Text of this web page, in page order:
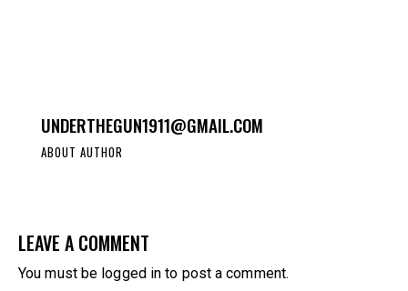
UNDERTHEGUN1911@GMAIL.COM
ABOUT AUTHOR
LEAVE A COMMENT
You must be logged in to post a comment.